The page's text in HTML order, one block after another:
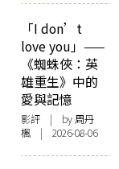
「I don’t
love you」——
《蜘蛛俠：英
雄重生》中的
愛與記憶
影評 | by周丹
楓 | 2026-08-06